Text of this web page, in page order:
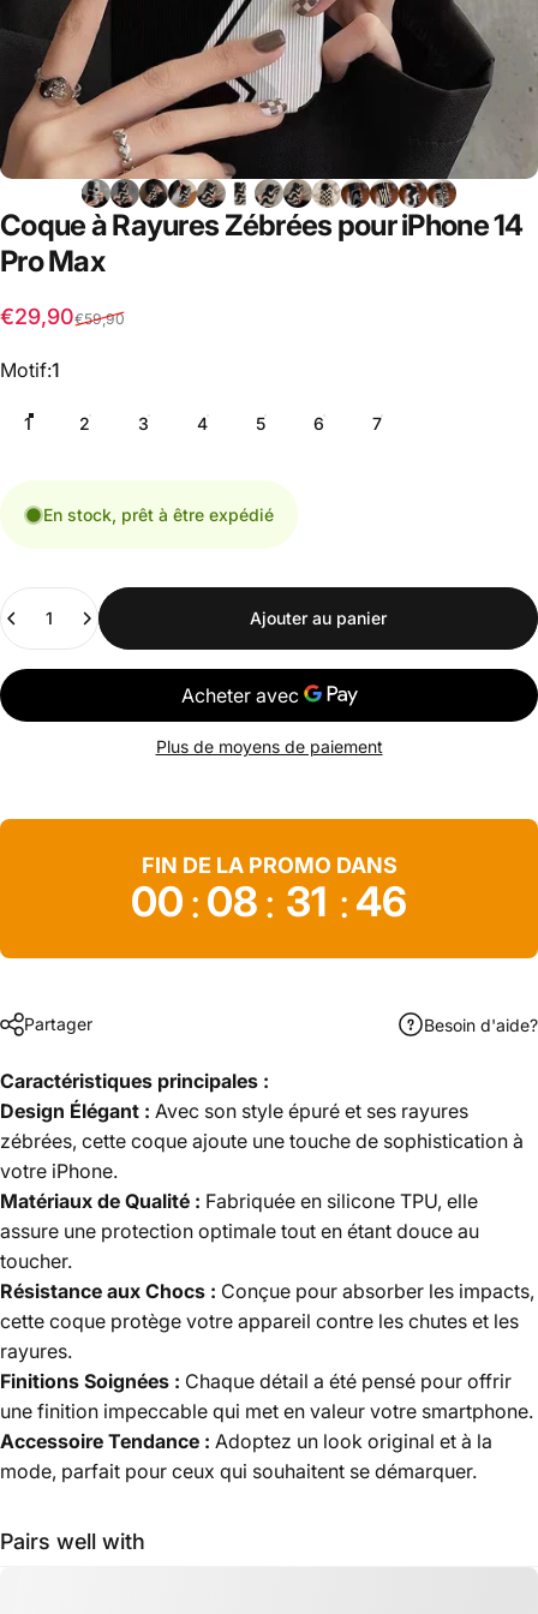
CoqueàRayuresZébréespouriPhone14
ProMax
Prix promotionnel
€29,90
Prix habituel
€59,90
Motif
Motif:1
1 2 3 4 5 6 7
En stock, prêt à être expédié
Quantité
Ajouter au panier
Plus de moyens de paiement
FIN DE LA PROMO DANS
00:08: 31 :46
Partager Besoin d'aide?
Caractéristiques principales :
Design Élégant : Avec son style épuré et ses rayures
zébrées, cette coque ajoute une touche de sophistication à
votre iPhone.
Matériaux de Qualité : Fabriquée en silicone TPU, elle
assure une protection optimale tout en étant douce au
toucher.
Résistance aux Chocs : Conçue pour absorber les impacts,
cette coque protège votre appareil contre les chutes et les
rayures.
Finitions Soignées : Chaque détail a été pensé pour offrir
une finition impeccable qui met en valeur votre smartphone.
Accessoire Tendance : Adoptez un look original et à la
mode, parfait pour ceux qui souhaitent se démarquer.
Pairs well with